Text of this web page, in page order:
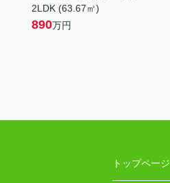
2LDK (63.67㎡)
890万円
トップページ